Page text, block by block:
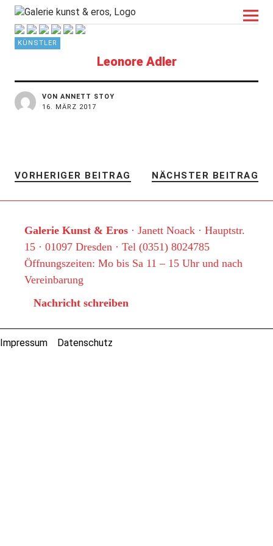
kunst&eros
KÜNSTLER
Leonore Adler
VON ANNETT STOY
16. MÄRZ 2017
VORHERIGER BEITRAG NÄCHSTER BEITRAG
Galerie Kunst & Eros · Janett Noack · Hauptstr.
15 · 01097 Dresden · Tel (0351) 8024785
Öffnungszeiten: Mo bis Sa 11 – 15 Uhr und nach
Vereinbarung
Nachricht schreiben
Impressum Datenschutz